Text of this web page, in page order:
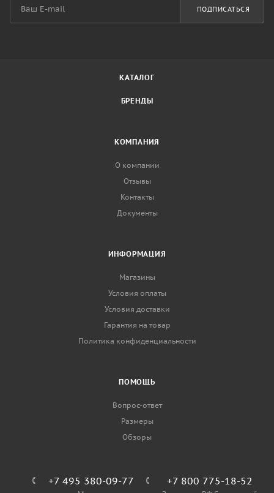
ПОДПИСАТЬСЯ
КАТАЛОГ
БРЕНДЫ
КОМПАНИЯ
О компании
Отзывы
Контакты
Документы
ИНФОРМАЦИЯ
Магазины
Условия оплаты
Условия доставки
Гарантия на товар
Политика конфиденциальности
ПОМОЩЬ
Вопрос-ответ
Размеры
Обзоры
+7 495 380-09-77 +7 800 775-18-52